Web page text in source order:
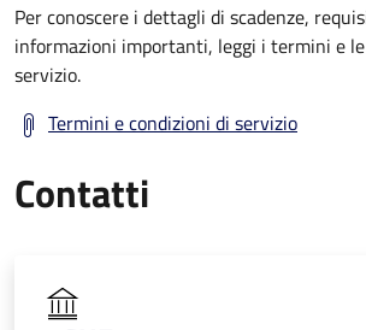
Per conoscere i dettagli di scadenze,
informazioni importanti, leggi i termini e
servizio.
Termini e condizioni di servizio
Contatti